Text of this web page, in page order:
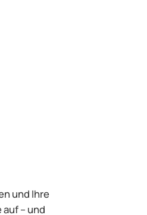
und Ihre
– und